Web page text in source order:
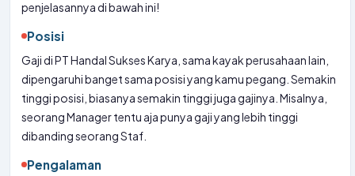
penjelasannya di bawah ini!
Posisi
Gaji di PT Handal Sukses Karya, sama kayak perusahaan lain,
dipengaruhi banget sama posisi yang kamu pegang. Semakin
tinggi posisi, biasanya semakin tinggi juga gajinya. Misalnya,
seorang Manager tentu aja punya gaji yang lebih tinggi
dibanding seorang Staf.
Pengalaman